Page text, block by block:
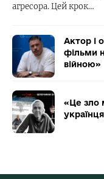
агресора. Цей крок…
Актор і
фільми
війною»
«Це зло